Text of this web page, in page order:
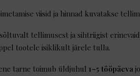
viisid ja hinnad kuvatakse
tellimusest ja sihtriigist
tootele isiklikult järele tulla.
tarne toimub üldjuhul 1–5 tööpäeva